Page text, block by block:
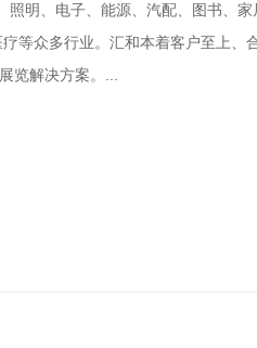
明、电子、能源、汽配、图书、家
等众多行业。汇和本着客户至上、
览解决方案。...